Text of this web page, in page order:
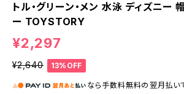
トル・グリーン・メン 水泳 ディズニー
ー TOYSTORY
¥2,297
¥2,640 13%OFF
なら 手数料無料の 翌月払い